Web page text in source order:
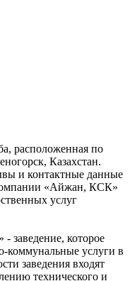
расположенная по
Казахстан.
и контактные данные
«Айжан, КСК»
услуг
заведение, которое
коммунальные услуги в
заведения входят
технического и